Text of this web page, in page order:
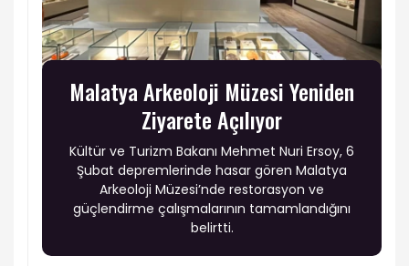
Malatya Arkeoloji Müzesi Yeniden
Ziyarete Açılıyor
Kültür ve Turizm Bakanı Mehmet Nuri Ersoy, 6
Şubat depremlerinde hasar gören Malatya
Arkeoloji Müzesi’nde restorasyon ve
güçlendirme çalışmalarının tamamlandığını
belirtti.